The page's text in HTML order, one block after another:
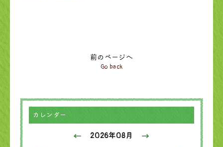
前のページへ
Go back
カレンダー
2026年08月